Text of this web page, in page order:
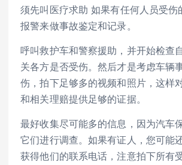
须先叫医疗求助 如果有任何人员受伤
报警来做事故鉴定和记录。
呼叫救护车和警察援助，并开始检查
关各方是否受伤。然后才是考虑车辆
伤，拍下足够多的视频和照片，这样
和相关理赔提供足够的证据。
最好收集尽可能多的信息，因为汽车
它们进行调查。如果有证人，您可能
获得他们的联系电话，注意拍下所有